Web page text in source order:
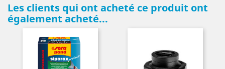
Les clients qui ont acheté ce produit ont
également acheté...